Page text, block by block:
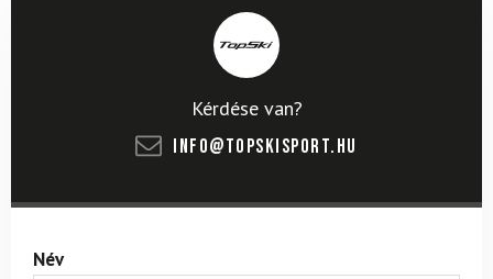
Kérdése van?
info@topskisport.hu
Név